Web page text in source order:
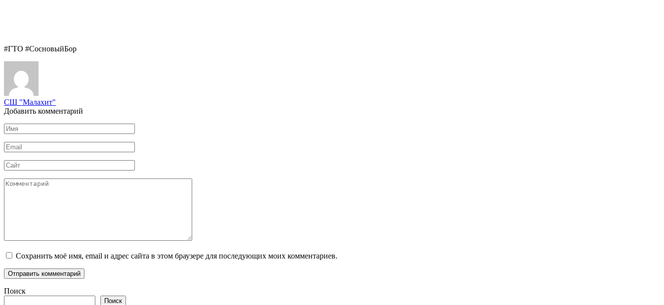
#ГТО #СосновыйБор
СШ "Малахит"
Добавить комментарий
Имя
*
Email
*
Сайт
Комментарий
Сохранить моё имя, email и адрес сайта в этом браузере для последующих моих комментариев.
Поиск
Поиск